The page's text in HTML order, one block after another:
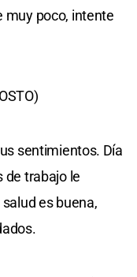
muy poco, intente
sentimientos. Día
de trabajo le
es buena,